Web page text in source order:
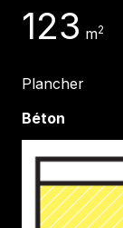
123 m2
Plancher
Béton